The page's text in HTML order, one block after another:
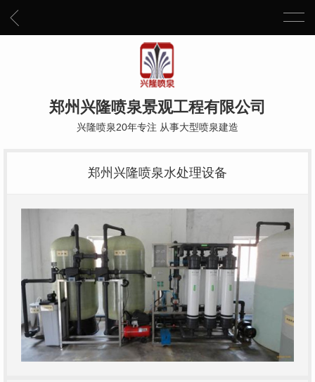
郑州兴隆喷泉景观工程有限公司
兴隆喷泉20年专注 从事大型喷泉建造
郑州兴隆喷泉水处理设备